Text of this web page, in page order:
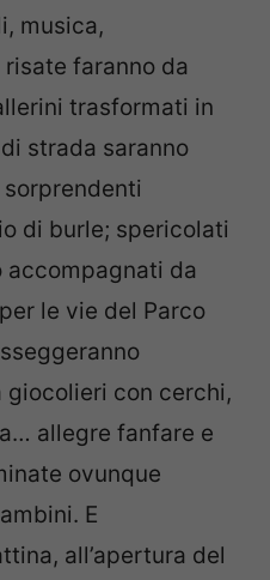
musica,
faranno da
trasformati in
strada saranno
di burle; spericolati
accompagnati da
le vie del Parco
con cerchi,
allegre fanfare e
ovunque
E
all’apertura del